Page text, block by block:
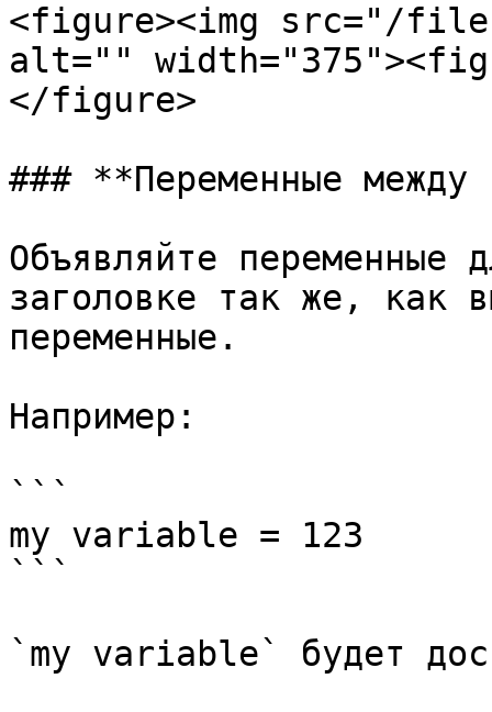
<figure><img src="/files/
alt=""
</figure>
### **Переменные между
Объявляйте переменные
заголовке так же, как
переменные.
Например:
```
my variable = 123
```
`my variable` будет